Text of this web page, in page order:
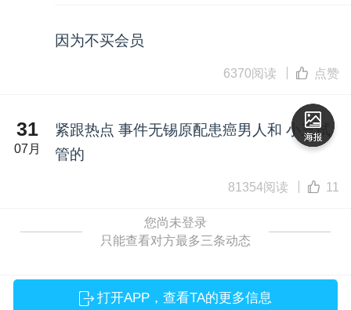
因为不买会员
6370阅读 点赞
31
07月
紧跟热点 事件无锡原配患癌男人和 小三试
管的
81354阅读 11
您尚未登录
只能查看对方最多三条动态
打开APP，查看TA的更多信息